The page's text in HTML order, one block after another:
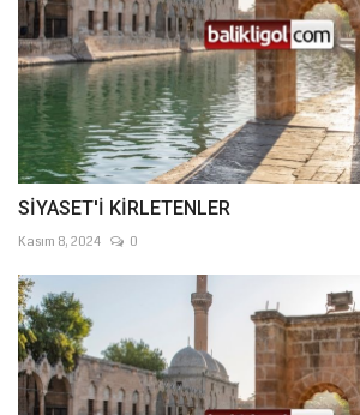
SİYASET'İ KİRLETENLER
Kasım 8, 2024 0